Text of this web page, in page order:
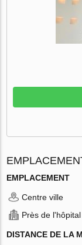
EMPLACEMENT
Centre ville
Près de l'hôpital
DISTANCE DE LA